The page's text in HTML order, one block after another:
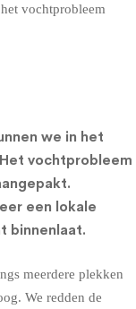
vochtprobleem
we in het
vochtprobleem
een lokale
binnenlaat.
meerdere plekken
We redden de